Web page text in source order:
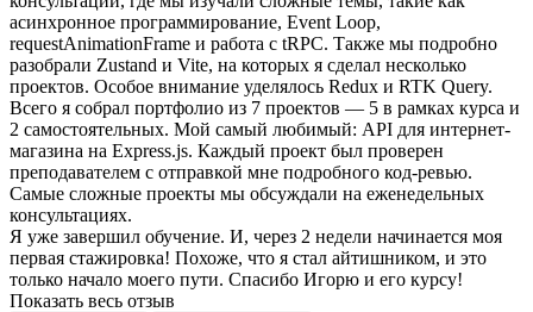
асинхронное программирование, Event Loop,
requestAnimationFrame и работа с tRPC. Также мы подробно
разобрали Zustand и Vite, на которых я сделал несколько
проектов. Особое внимание уделялось Redux и RTK Query.
Всего я собрал портфолио из 7 проектов — 5 в рамках курса и
2 самостоятельных. Мой самый любимый: API для интернет-
магазина на Express.js. Каждый проект был проверен
преподавателем с отправкой мне подробного код-ревью.
Самые сложные проекты мы обсуждали на еженедельных
консультациях.
Я уже завершил обучение. И, через 2 недели начинается моя
первая стажировка! Похоже, что я стал айтишником, и это
только начало моего пути. Спасибо Игорю и его курсу!
Показать весь отзыв